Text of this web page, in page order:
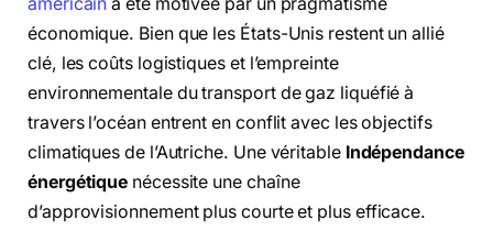
économique. Bien que les États-Unis restent un allié
clé, les coûts logistiques et l’empreinte
environnementale du transport de gaz liquéfié à
travers l’océan entrent en conflit avec les objectifs
climatiques de l’Autriche. Une véritable Indépendance
énergétique nécessite une chaîne
d’approvisionnement plus courte et plus efficace.